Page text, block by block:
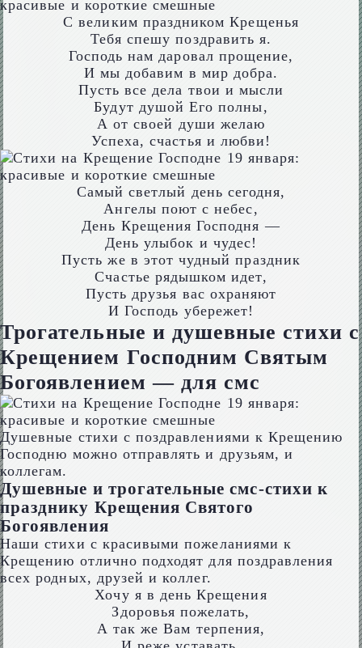
С великим праздником Крещенья
Тебя спешу поздравить я.
Господь нам даровал прощение,
И мы добавим в мир добра.
Пусть все дела твои и мысли
Будут душой Его полны,
А от своей души желаю
Успеха, счастья и любви!
Самый светлый день сегодня,
Ангелы поют с небес,
День Крещения Господня —
День улыбок и чудес!
Пусть же в этот чудный праздник
Счастье рядышком идет,
Пусть друзья вас охраняют
И Господь убережет!
Трогательные и душевные стихи с
Крещением Господним Святым
Богоявлением — для смс
Душевные стихи с поздравлениями к Крещению
Господню можно отправлять и друзьям, и
коллегам.
Душевные и трогательные смс-стихи к
празднику Крещения Святого
Богоявления
Наши стихи с красивыми пожеланиями к
Крещению отлично подходят для поздравления
всех родных, друзей и коллег.
Хочу я в день Крещения
Здоровья пожелать,
А так же Вам терпения,